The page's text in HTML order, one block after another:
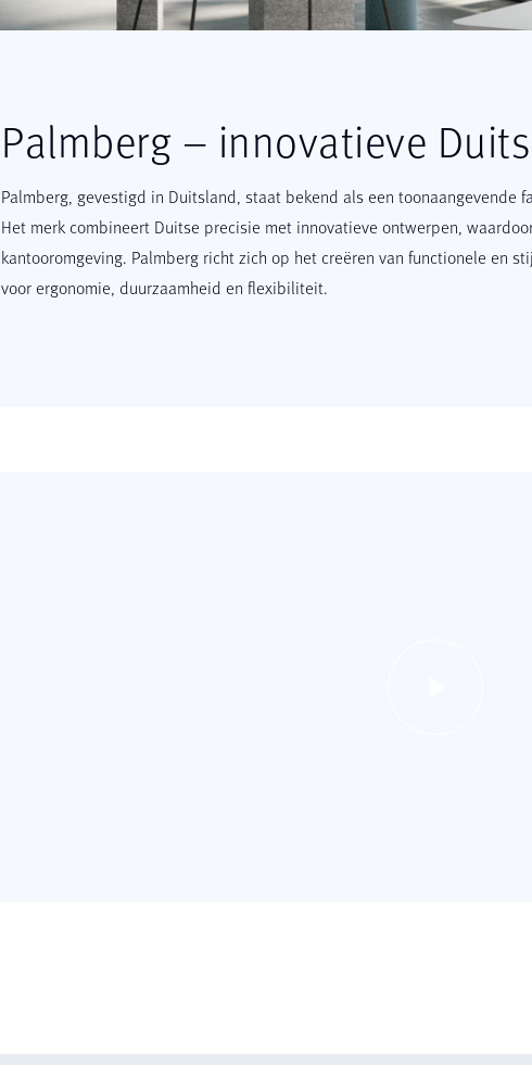
Palmberg – innovatieve
Palmberg, gevestigd in Duitsland, staat bekend als een toonaangevende
Het merk combineert Duitse precisie met innovatieve ontwerpen,
kantooromgeving. Palmberg richt zich op het creëren van functionele en
voor ergonomie, duurzaamheid en flexibiliteit.